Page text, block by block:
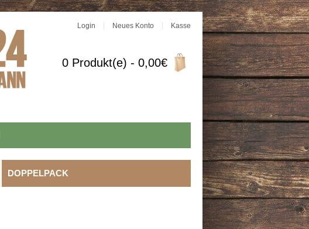
Login Neues Konto Kasse
0 Produkt(e) - 0,00€
DOPPELPACK